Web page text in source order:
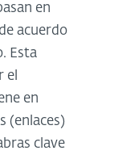
en
acuerdo
Esta
el
en
(enlaces)
clave